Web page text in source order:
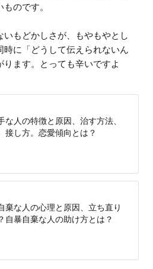
のです。
もどかしさが、もやもやとし
時に「どうして伝えられないん
ます。とっても辛いですよ
な人の特徴と原因、治す方法、
接し方。恋愛傾向とは？
棄な人の心理と原因、立ち直り
自暴自棄な人の助け方とは？